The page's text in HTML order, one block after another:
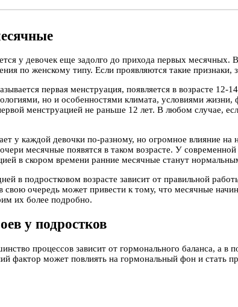
у девочек еще задолго до прихода первых
по женскому типу. Если проявляются такие
первая менструация, появляется в возрасте
но и особенностями климата, условиями
менструацией не раньше 12 лет. В любом случае,
у каждой девочки по-разному, но огромное влияние
месячные появятся в таком возрасте. У
в скором времени ранние месячные станут
в подростковом возрасте зависит от правильной
свою очередь может привести к тому, что месячные
их более подробно.
у подростков
процессов зависит от гормонального баланса, а
фактор может повлиять на гормональный фон и стать